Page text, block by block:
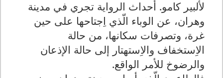
لألبير كامو. أحداث الرواية تجري في مدينة
وهران، عن الوباء الّذي اِجتاحها على حين
غرة، وتصرفات سكانها، من حالة
الاِستخفاف والاِستهتار إلى حالة الإذعان
والرضوخ للأمر الواقع.